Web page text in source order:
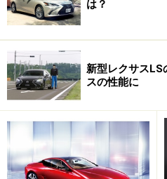
普通に走るならマニュアル操
気になる燃費は大雑把に言っ
る東京都内を走ってリッター
だ。流れの良い一般道と、高
走るドライブなら１２km／
ルーズコントロールを９０
みたら、１４～１６km／Ｌ
の最良の燃費だと思う。
は？
新型レクサスLS
スの性能に